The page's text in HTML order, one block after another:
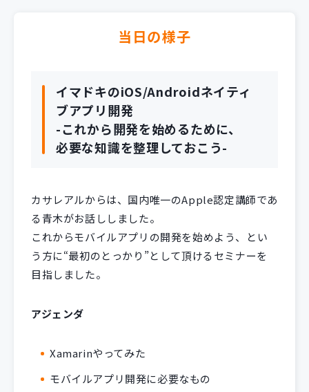
当日の様子
イマドキのiOS/Androidネイティ
ブアプリ開発
-これから開発を始めるために、
必要な知識を整理しておこう-
カサレアルからは、国内唯一のApple認定講師であ
る青木がお話ししました。
これからモバイルアプリの開発を始めよう、とい
う方に“最初のとっかり”として頂けるセミナーを
目指しました。
アジェンダ
Xamarinやってみた
モバイルアプリ開発に必要なもの